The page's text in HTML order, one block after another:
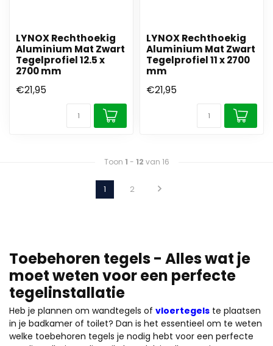
LYNOX Rechthoekig
Aluminium Mat Zwart
Tegelprofiel 12.5 x
2700 mm
€21,95
LYNOX Rechthoekig
Aluminium Mat Zwart
Tegelprofiel 11 x 2700
mm
€21,95
Toon 1 - 12 van 16
1 2
Toebehoren tegels - Alles wat je
moet weten voor een perfecte
tegelinstallatie
Heb je plannen om wandtegels of vloertegels te plaatsen
in je badkamer of toilet? Dan is het essentieel om te weten
welke toebehoren tegels je nodig hebt voor een perfecte